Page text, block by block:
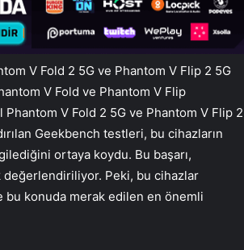
V Fold 2 5G ve Phantom V Flip 2 5G
V Fold ve Phantom V Flip
V Fold 2 5G ve Phantom V Flip 2
Geekbench testleri, bu cihazların
ortaya koydu. Bu başarı,
Peki, bu cihazlar
bu konuda merak edilen en önemli